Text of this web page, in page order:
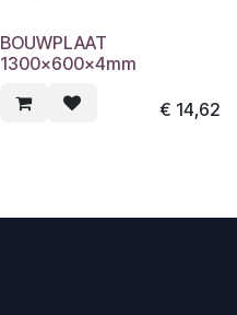
BOUWPLAAT
1300x600x4mm
€ 14,62